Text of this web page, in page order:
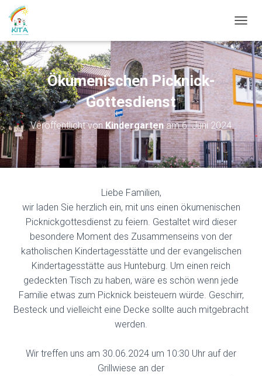
A
V
G
A
I
U
M
S
Ökumenischen Picknick-
Gottesdienst
Veröffentlicht vonKindergartenam6. Juni 2024
Liebe Familien,
wir laden Sie herzlich ein, mit uns einen ökumenischen
Picknickgottesdienst zu feiern. Gestaltet wird dieser
besondere Moment des Zusammenseins von der
katholischen Kindertagesstätte und der evangelischen
Kindertagesstätte aus Hunteburg. Um einen reich
gedeckten Tisch zu haben, wäre es schön wenn jede
Familie etwas zum Picknick beisteuern würde. Geschirr,
Besteck und vielleicht eine Decke sollte auch mitgebracht
werden.
Wir treffen uns am 30.06.2024 um 10:30 Uhr auf der
Grillwiese an der